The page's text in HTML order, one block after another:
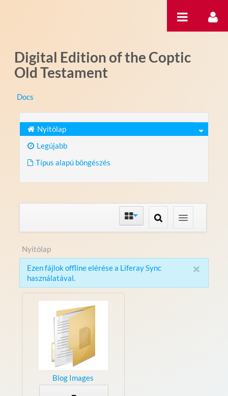
Digital Edition of the Coptic
Old Testament
Docs
Nyitólap
Legújabb
Típus alapú böngészés
Nyitólap
×
Ezen fájlok offline elérése a Liferay Sync
használatával.
Blog Images